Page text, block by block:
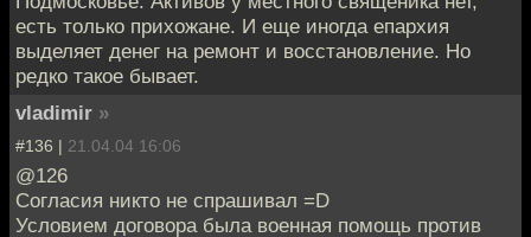
есть только прихожане. И еще иногда епархия
выделяет денег на ремонт и восстановление. Но
редко такое бывает.
vladimir »
#136 | 21.04.04 16:06
@126
Cогласия никто не спрашивал =D
Условием договора была военная помощь против